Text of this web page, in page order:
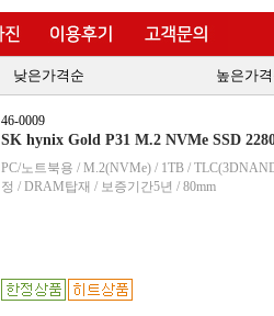
낮은가격순 높은가
46-0009
SK hynix Gold P31 M.2 NVMe SSD
PC/노트북용 / M.2(NVMe) / 1TB /
정 / DRAM탑재 / 보증기간5년 / 80mm